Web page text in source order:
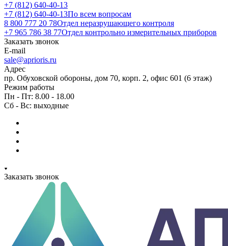
+7 (812) 640-40-13
+7 (812) 640-40-13По всем вопросам
8 800 777 20 78Отдел неразрушающего контроля
+7 965 786 38 77Отдел контрольно измерительных приборов
Заказать звонок
E-mail
sale@aprioris.ru
Адрес
пр. Обуховской обороны, дом 70, корп. 2, офис 601 (6 этаж)
Режим работы
Пн - Пт: 8.00 - 18.00
Сб - Вс: выходные
Заказать звонок